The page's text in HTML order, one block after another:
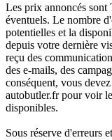
Les prix annoncés sont
éventuels. Le nombre
potentielles et la
depuis votre dernière
reçu des
des e-mails, des
conséquent, vous
autobutler.fr pour voir
disponibles.
Sous réserve d'erreurs